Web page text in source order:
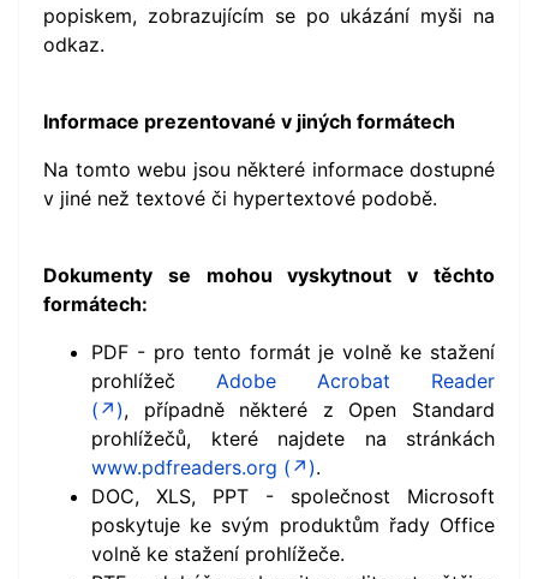
popiskem, zobrazujícím se po ukázání myši na
odkaz.
Informace prezentované v jiných formátech
Na tomto webu jsou některé informace dostupné
v jiné než textové či hypertextové podobě.
Dokumenty se mohou vyskytnout v těchto
formátech:
PDF - pro tento formát je volně ke stažení
prohlížeč Adobe Acrobat Reader
(↗), případně některé z Open Standard
prohlížečů, které najdete na stránkách
www.pdfreaders.org (↗).
DOC, XLS, PPT - společnost Microsoft
poskytuje ke svým produktům řady Office
volně ke stažení prohlížeče.